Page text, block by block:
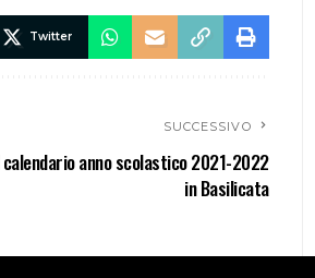
Twitter
SUCCESSIVO
calendario anno scolastico 2021-2022
in Basilicata